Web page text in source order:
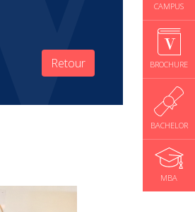
CAMPUS
BROCHURE
BACHELOR
MBA
Retour